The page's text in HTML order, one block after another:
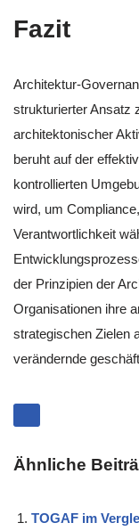
Fazit
Architektur-
strukturierter Ansatz
architektonischer
beruht auf der
kontrollierten
wird, um
Verantwortlichkeit
der Prinzipien der
Organisationen ihre
strategischen Zielen
verändernde
Ähnliche
TOGAF im